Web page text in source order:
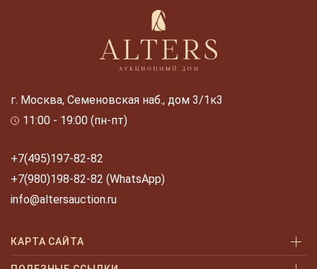
г. Москва, Семеновская наб., дом 3/1к3
11:00 - 19:00 (пн-пт)
+7(495)197-82-82
+7(980)198-82-82 (WhatsApp)
info@altersauction.ru
КАРТА САЙТА